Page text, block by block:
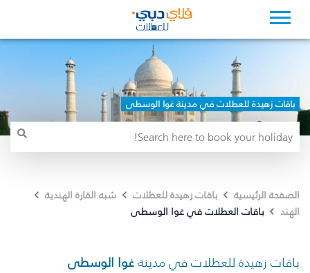
باقات زهيدة للعطلات في مدينة غوا الوسطى
الصفحة الرئيسية باقات زهيدة للعطلات
شبه القارة الهندية
الهند
باقات العطلات في غوا الوسطى
باقات زهيدة للعطلات في مدينةغوا الوسطى